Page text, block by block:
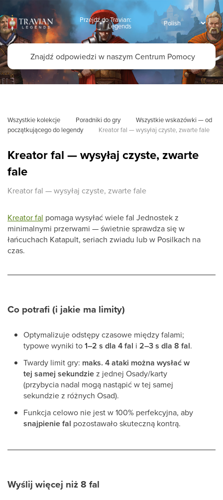
Przejdź do Travian:
Legends
Wszystkie kolekcje Poradniki do gry
Wszystkie wskazówki — od
początkującego do legendy
Kreator fal — wysyłaj czyste, zwarte fale
Kreator fal — wysyłaj czyste, zwarte
fale
Kreator fal — wysyłaj czyste, zwarte fale
Kreator fal pomaga wysyłać wiele fal Jednostek z
minimalnymi przerwami — świetnie sprawdza się w
łańcuchach Katapult, seriach zwiadu lub w Posilkach na
czas.
Co potrafi (i jakie ma limity)
Optymalizuje odstępy czasowe między falami;
typowe wyniki to1–2 s dla 4 fal i 2–3 s dla 8 fal.
Twardy limit gry: maks. 4 ataki można wysłać w
tej samej sekundziez jednej Osady/karty
(przybycia nadal mogą nastąpić w tej samej
sekundzie z różnych Osad).
Funkcja celowo nie jest w 100% perfekcyjna, aby
snajpienie fal pozostawało skuteczną kontrą.
Wyślij więcej niż 8 fal